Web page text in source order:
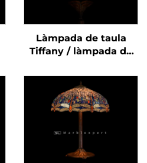
Làmpada de taula
Tiffany / làmpada de
natural d'alta qualitat
/ làmpada de taula
Tiffany de pedra
semipreciosa / llums
LED clàssics per a
moderna de estil